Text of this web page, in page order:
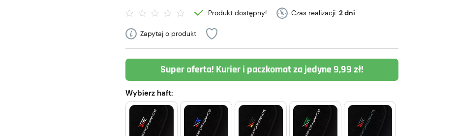
Produkt dostępny! Czas realizacji: 2 dni
Zapytaj o produkt
Super oferta! Kurier i paczkomat za jedyne 9,99 zł!
Wybierz haft: